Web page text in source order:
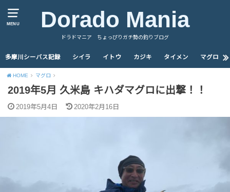
MENU Dorado Mania
ドラドマニア ちょっぴりガチ勢の釣りブログ
多摩川シーバス記録 シイラ イトウ カジキ タイメン マグロ
HOME マグロ
2019年5月 久米島 キハダマグロに出撃！！
2019年5月4日 2020年2月16日